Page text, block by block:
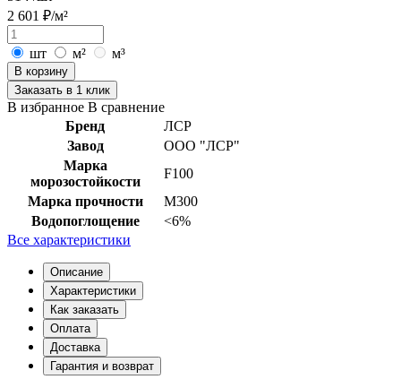
2 601 ₽/м²
шт м² м³
В корзину
Заказать в 1 клик
В избранное В сравнение
Бренд
ЛСР
Завод
ООО "ЛСР"
Марка
морозостойкости
F100
Марка прочности
М300
Водопоглощение
<6%
Все характеристики
Описание
Характеристики
Как заказать
Оплата
Доставка
Гарантия и возврат